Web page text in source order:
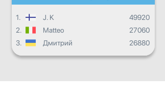
1. J. K
49920
2.
Matteo
27060
3.
Дмитрий 26880